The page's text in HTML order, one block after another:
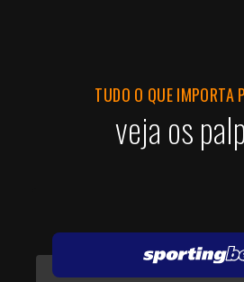
TUDO O QUE IMPORTA
veja os